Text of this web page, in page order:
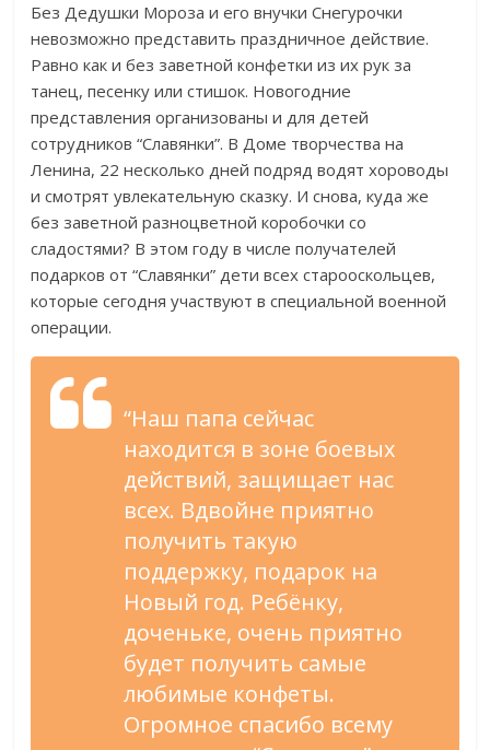
Без Дедушки Мороза и его внучки Снегурочки
невозможно представить праздничное действие.
Равно как и без заветной конфетки из их рук за
танец, песенку или стишок. Новогодние
представления организованы и для детей
сотрудников “Славянки”. В Доме творчества на
Ленина, 22 несколько дней подряд водят хороводы
и смотрят увлекательную сказку. И снова, куда же
без заветной разноцветной коробочки со
сладостями? В этом году в числе получателей
подарков от “Славянки” дети всех старооскольцев,
которые сегодня участвуют в специальной военной
операции.
“Наш папа сейчас
находится в зоне боевых
действий, защищает нас
всех. Вдвойне приятно
получить такую
поддержку, подарок на
Новый год. Ребёнку,
доченьке, очень приятно
будет получить самые
любимые конфеты.
Огромное спасибо всему